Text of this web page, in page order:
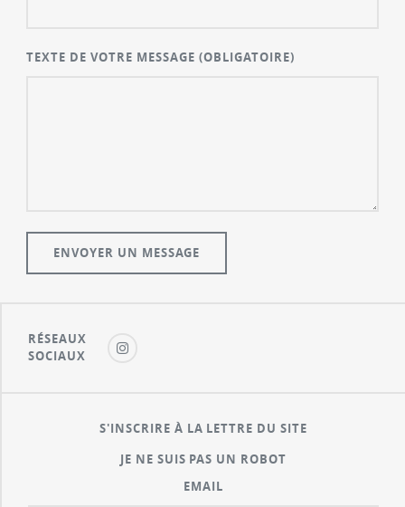
TEXTE DE VOTRE MESSAGE(OBLIGATOIRE)
RÉSEAUX
SOCIAUX
S'INSCRIRE À LA LETTRE DU SITE
JE NE SUIS PAS UN ROBOT
EMAIL